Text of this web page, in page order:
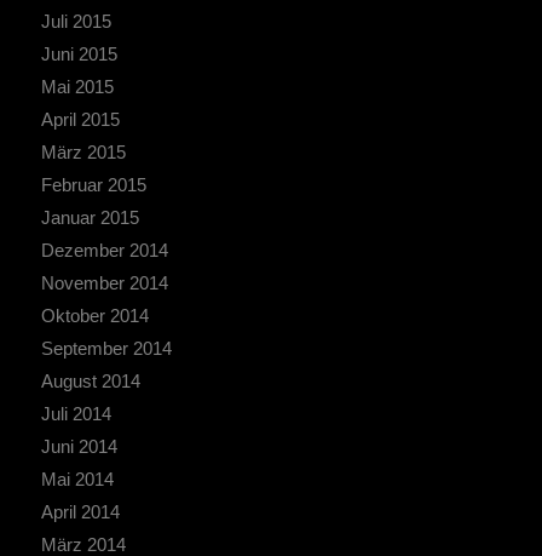
Juli 2015
Juni 2015
Mai 2015
April 2015
März 2015
Februar 2015
Januar 2015
Dezember 2014
November 2014
Oktober 2014
September 2014
August 2014
Juli 2014
Juni 2014
Mai 2014
April 2014
März 2014